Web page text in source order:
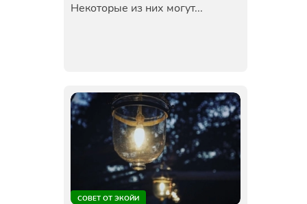
Некоторые из них могут...
СОВЕТ ОТ ЭКОЙИ